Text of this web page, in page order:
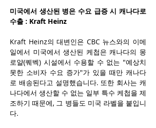
미국에서 생산된 병은 수요 급증 시 캐나다로
수출 : Kraft Heinz
Kraft Heinz의 대변인은 CBC 뉴스와의 이메
일에서 미국에서 생산된 케첩은 캐나다의 몽
로얄(퀘벡) 시설에서 수용할 수 없는 "예상치
못한 소비자 수요 증가"가 있을 때만 캐나다
로 배송된다고 설명했습니다. 또한 회사는 캐
나다에서 생산할 수 없는 일부 특수 케첩을 제
조하기 때문에, 그 병들도 미국 라벨을 붙입니
다.